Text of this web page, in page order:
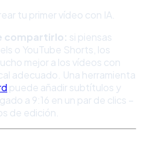
tu primer vídeo con IA.
compartirlo: si piensas
o YouTube Shorts, los
mejor a los vídeos con
adecuado. Una herramienta
puede añadir subtítulos y
a 9:16 en un par de clics –
de edición.